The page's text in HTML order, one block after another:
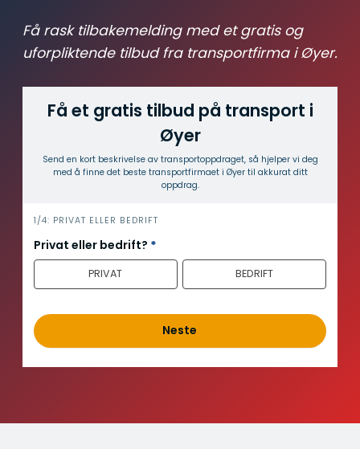
Få rask tilbakemelding med et gratis og
uforpliktende tilbud fra transportfirma i Øyer.
Få et gratis tilbud på transport i
Øyer
Send en kort beskrivelse av transport­oppdraget, så hjelper vi deg
med å finne det beste transport­firmaet i Øyer til akkurat ditt
oppdrag.
i
n
n
o
d
1/4: PRIVAT ELLER BEDRIFT
Privat eller bedrift? *
PRIVAT BEDRIFT
Neste